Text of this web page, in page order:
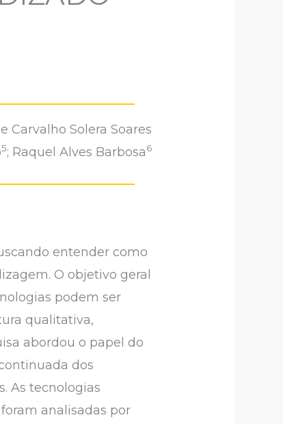
Carvalho Solera Soares
5; Raquel Alves Barbosa6
entender como
O objetivo geral
podem ser
qualitativa,
abordou o papel do
dos
As tecnologias
analisadas por